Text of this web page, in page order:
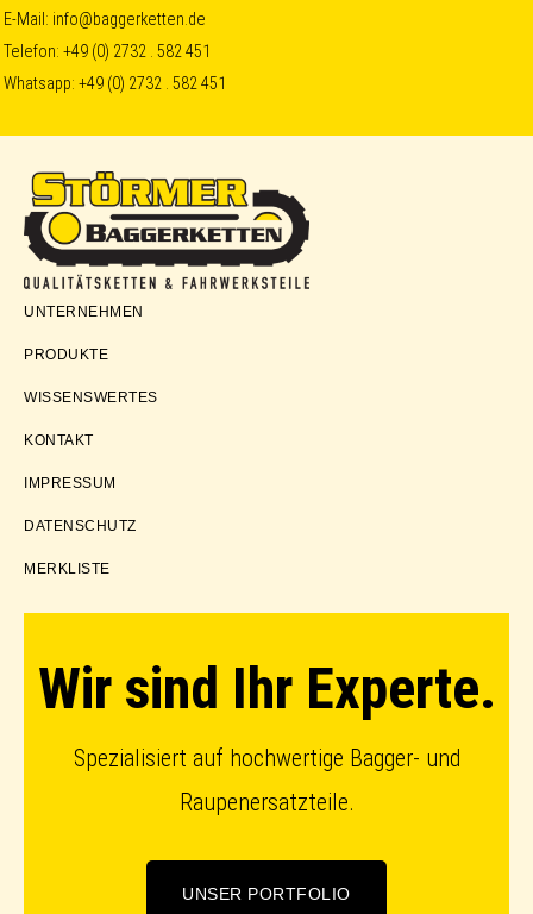
Skip
to
primary
navigation
Skip
to
content
Skip
to
E-Mail: info@baggerketten.de
Telefon:+49 (0) 2732 . 582 451
Whatsapp:+49 (0) 2732 . 582 451
Störmer
UNTERNEHMEN
PRODUKTE
WISSENSWERTES
KONTAKT
IMPRESSUM
DATENSCHUTZ
MERKLISTE
Wir sind Ihr Experte.
Spezialisiert auf hochwertige Bagger- und
Raupenersatzteile.
UNSER PORTFOLIO